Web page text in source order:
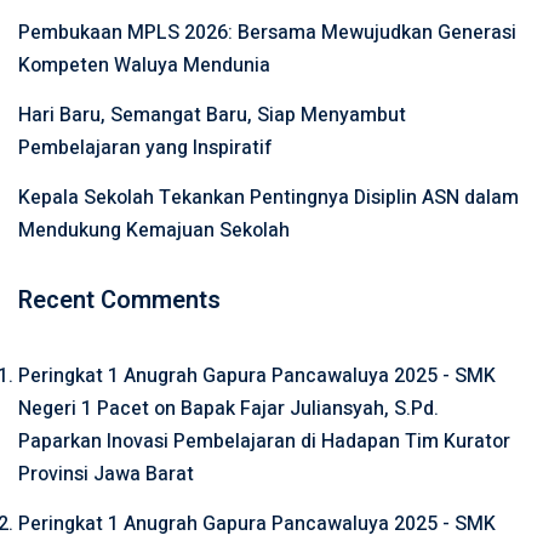
Pembukaan MPLS 2026: Bersama Mewujudkan Generasi
Kompeten Waluya Mendunia
Hari Baru, Semangat Baru, Siap Menyambut
Pembelajaran yang Inspiratif
Kepala Sekolah Tekankan Pentingnya Disiplin ASN dalam
Mendukung Kemajuan Sekolah
Recent Comments
Peringkat 1 Anugrah Gapura Pancawaluya 2025 - SMK
Negeri 1 Pacet on Bapak Fajar Juliansyah, S.Pd.
Paparkan Inovasi Pembelajaran di Hadapan Tim Kurator
Provinsi Jawa Barat
Peringkat 1 Anugrah Gapura Pancawaluya 2025 - SMK